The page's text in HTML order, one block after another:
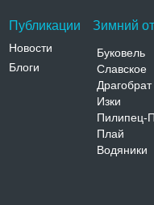
Публикации
Новости
Блоги
Зимний
Буковель
Славское
Драгобрат
Изки
Пилипец-
Плай
Водяники